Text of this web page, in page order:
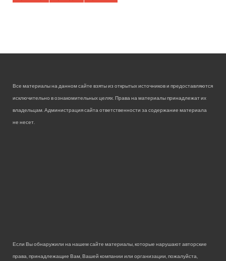
Все материалы на данном сайте взяты из открытых источников и предоставляются
исключительно в ознакомительных целях. Права на материалы принадлежат их
владельцам. Администрация сайта ответственности за содержание материала
не несет.
Если Вы обнаружили на нашем сайте материалы, которые нарушают авторские
права, принадлежащие Вам, Вашей компании или организации, пожалуйста,